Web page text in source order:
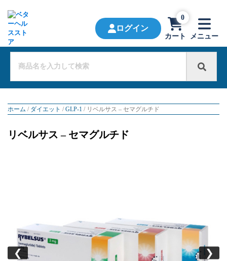
ログイン
カート
0
メニュー
ホーム / ダイエット /GLP-1 / リベルサス – セマグルチド
リベルサス – セマグルチド
❮ ❯